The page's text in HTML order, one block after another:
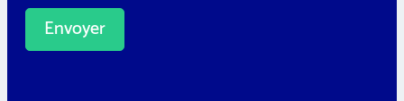
r
Envoyer